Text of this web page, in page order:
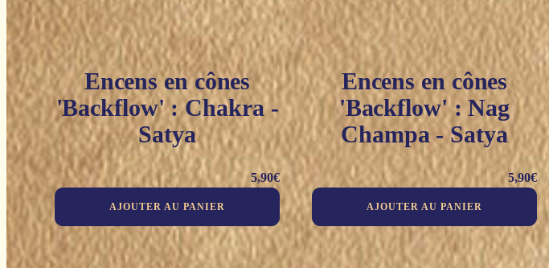
Encens en cônes
'Backflow' : Chakra -
Satya
5,90€
AJOUTER AU PANIER
Encens en cônes
'Backflow' : Nag
Champa - Satya
5,90€
AJOUTER AU PANIER